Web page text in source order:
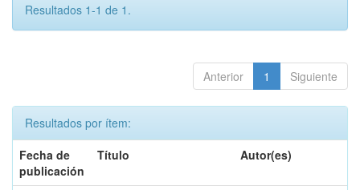
Resultados 1-1 de 1.
Anterior 1 Siguiente
Resultados por ítem:
Fecha de
publicación
Título Autor(es)